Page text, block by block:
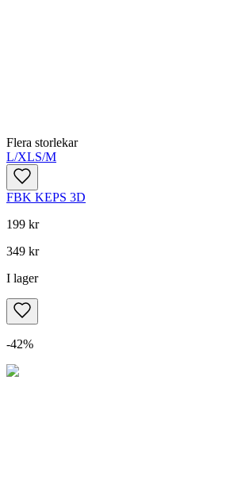
Flera storlekar
L/XLS/M
FBK KEPS 3D
199 kr
349 kr
I lager
-42%